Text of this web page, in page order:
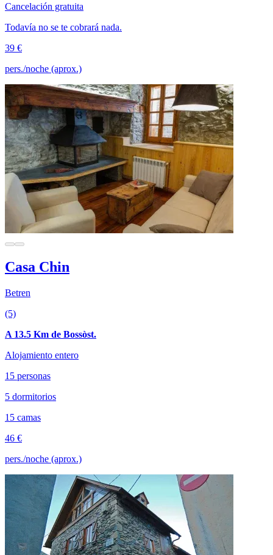
Cancelación gratuita
Todavía no se te cobrará nada.
39 €
pers./noche (aprox.)
Casa Chin
Betren
(5)
A 13.5 Km de Bossòst.
Alojamiento entero
15 personas
5 dormitorios
15 camas
46 €
pers./noche (aprox.)